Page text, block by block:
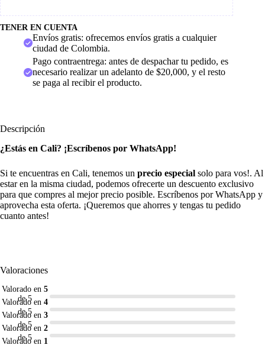
TENER EN CUENTA
Envíos gratis: ofrecemos envíos gratis a cualquier
ciudad de Colombia.
Pago contraentrega: antes de despachar tu pedido, es
necesario realizar un adelanto de $20,000, y el resto
se paga al recibir el producto.
Descripción
¿Estás en Cali? ¡Escríbenos por WhatsApp!
Si te encuentras en Cali, tenemos un precio especial solo para vos!. Al
estar en la misma ciudad, podemos ofrecerte un descuento exclusivo
para que compres al mejor precio posible. Escríbenos por WhatsApp y
aprovecha esta oferta. ¡Queremos que ahorres y tengas tu pedido
cuanto antes!
Valoraciones
Valorado en 5
de 5
Valorado en 4
de 5
Valorado en 3
de 5
Valorado en 2
de 5
Valorado en 1